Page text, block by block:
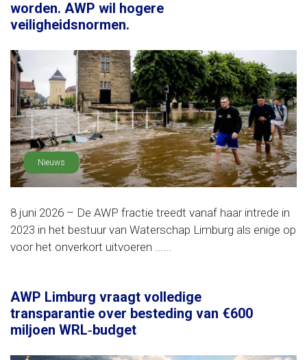
worden. AWP wil hogere
veiligheidsnormen.
Nieuws
8 juni 2026 – De AWP fractie treedt vanaf haar intrede in
2023 in het bestuur van Waterschap Limburg als enige op
voor het onverkort uitvoeren ......
AWP Limburg vraagt volledige
transparantie over besteding van €600
miljoen WRL‑budget